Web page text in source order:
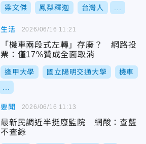
梁文傑 鳳梨釋迦 台灣人
生活
「機車兩段式左轉」存廢？ 網路投
票：僅17%贊成全面取消
逢甲大學 國立陽明交通大學 機車
2026/06/16 11:21
要聞
最新民調近半挺廢監院 網酸：查藍
不查綠
2026/06/16 11:13